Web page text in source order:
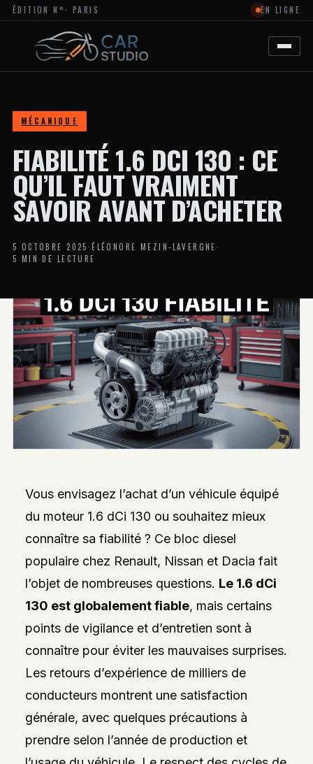
ÉDITION N°
MAGAZINE
DÉDIÉ
L’ACTUALITÉ
AUTOMOBILE
ET
MOTO,
LA
PERSONNALISATION
ET
AUX
TENDANCES
CRÉATIVES
L’UNIVERS
DES
VÉHICULES.
PROPOSE
DES
INTERVIEWS
EXCLUSIVES
DE
DESIGNERS,
DES
REPORTAGES
PHOTO
INSPIRANTS,
DES
DOSSIERS
L’INNOVATION
AUTO/MOTO.
EST
SUR
L’EXPLORATION
DES
DES
MATIÈRES
POUR
PASSIONNÉS
· PARIS EN LIGNE
MÉCANIQUE
FIABILITÉ 1.6 DCI 130 : CE
QU’IL FAUT VRAIMENT
SAVOIR AVANT D’ACHETER
5 OCTOBRE 2025·ÉLÉONORE MEZIN-LAVERGNE·
5 MIN DE LECTURE
Vous envisagez l’achat d’un véhicule équipé
du moteur 1.6 dCi 130 ou souhaitez mieux
connaître sa fiabilité ? Ce bloc diesel
populaire chez Renault, Nissan et Dacia fait
l’objet de nombreuses questions. Le 1.6 dCi
130 est globalement fiable, mais certains
points de vigilance et d’entretien sont à
connaître pour éviter les mauvaises surprises.
Les retours d’expérience de milliers de
conducteurs montrent une satisfaction
générale, avec quelques précautions à
prendre selon l’année de production et